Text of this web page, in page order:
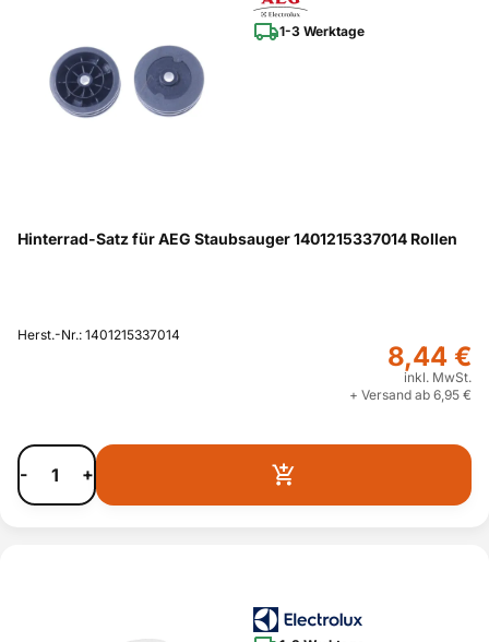
1-3 Werktage
Hinterrad-Satz für AEG Staubsauger 1401215337014 Rollen
Herst.-Nr.: 1401215337014
8,44 €
inkl. MwSt.
+ Versand ab 6,95 €
- +